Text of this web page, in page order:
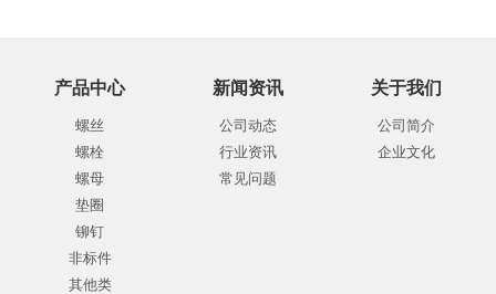
产品中心
螺丝
螺栓
螺母
垫圈
铆钉
非标件
其他类
新闻资讯
公司动态
行业资讯
常见问题
关于我们
公司简介
企业文化